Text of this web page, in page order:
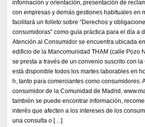
información y orientación, presentación de
con empresas y demás gestiones habituales en
facilitará un folleto sobre “Derechos y
consumidoras” como guía práctica para el día a
Atención al Consumidor se encuentra ubicada
edificio de la Mancomunidad THAM (calle Pozo
se presta a través de un convenio suscrito con
está disponible todos los martes laborables en
h, tanto para comerciantes como consumidores.
consumidor de la Comunidad de Madrid,
también se puede encontrar información,
interés que afecten a los intereses de los
una consulta o […]